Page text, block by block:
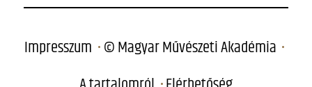
Impresszum © Magyar Művészeti Akadémia